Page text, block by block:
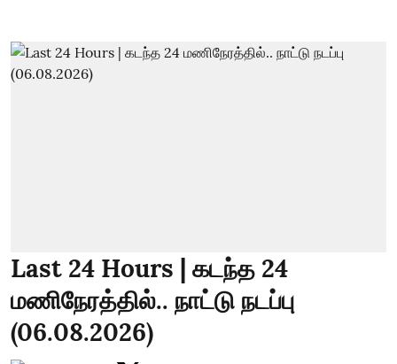
Last 24 Hours | கடந்த 24
மணிநேரத்தில்.. நாட்டு நடப்பு
(06.08.2026)